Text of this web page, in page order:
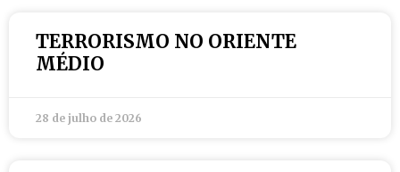
TERRORISMO NO ORIENTE
MÉDIO
28 de julho de 2026